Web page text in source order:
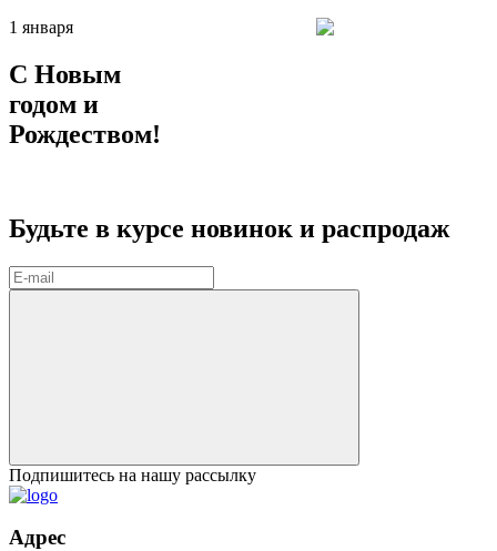
1 января
C Новым
годом и
Рождеством!
Будьте в курсе новинок и распродаж
Подпишитесь на нашу рассылку
Адрес